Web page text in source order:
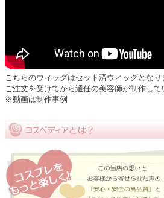
こちらのウィッグはセット済ウィッグとなり
ご注文を受けてから選任の美容師が制作して
※動画は制作事例